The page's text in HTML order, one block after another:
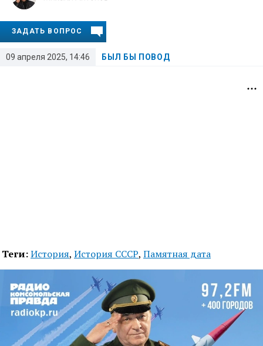
09 апреля 2025, 14:46 БЫЛ БЫ ПОВОД
ЗАДАТЬ ВОПРОС
Теги:История, История СССР, Памятная дата